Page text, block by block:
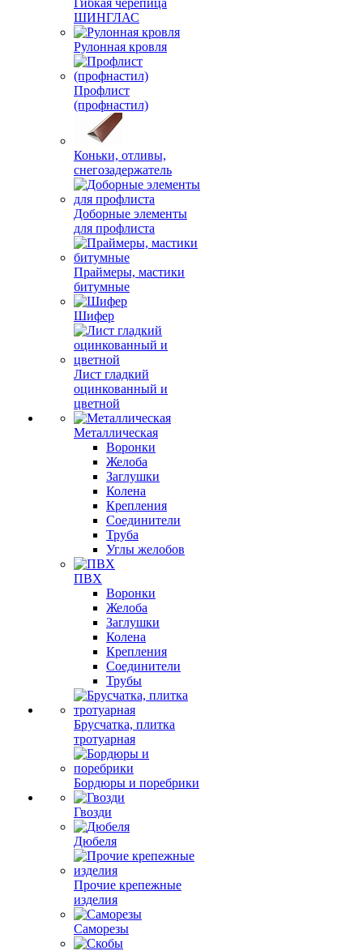
Гибкая черепица
ШИНГЛАС
Рулонная кровля
Профлист
(профнастил)
Коньки, отливы,
снегозадержатель
Доборные элементы
для профлиста
Праймеры, мастики
битумные
Шифер
Лист гладкий
оцинкованный и
цветной
Металлическая
Воронки
Желоба
Заглушки
Колена
Крепления
Соединители
Труба
Углы желобов
ПВХ
Воронки
Желоба
Заглушки
Колена
Крепления
Соединители
Трубы
Брусчатка, плитка
тротуарная
Бордюры и поребрики
Гвозди
Дюбеля
Прочие крепежные
изделия
Саморезы